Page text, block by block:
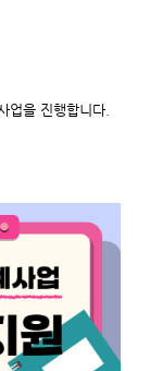
업을 진행합니다.